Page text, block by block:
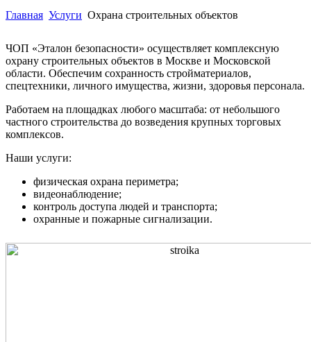
Главная Услуги Охрана строительных объектов
ЧОП «Эталон безопасности» осуществляет комплексную
охрану строительных объектов в Москве и Московской
области. Обеспечим сохранность стройматериалов,
спецтехники, личного имущества, жизни, здоровья персонала.
Работаем на площадках любого масштаба: от небольшого
частного строительства до возведения крупных торговых
комплексов.
Наши услуги:
физическая охрана периметра;
видеонаблюдение;
контроль доступа людей и транспорта;
охранные и пожарные сигнализации.